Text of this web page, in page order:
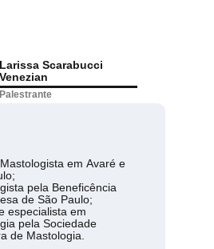
Larissa Scarabucci
Venezian
Palestrante
em Avaré e
pela Beneficência
de São Paulo;
especialista em
pela Sociedade
de Mastologia.